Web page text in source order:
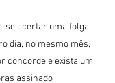
se acertar uma folga
dia, no mesmo mês,
concorde e exista um
assinado